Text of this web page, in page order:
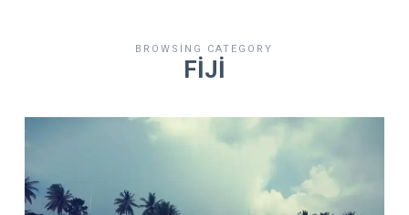
BROWSING CATEGORY
FİJİ